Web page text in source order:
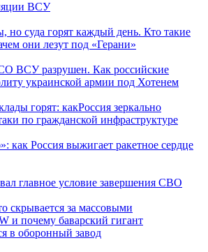
ВСУ
суда горят каждый день. Кто такие
они лезут под «Герани»
ВСУ разрушен. Как российские
украинской армии под Хотенем
горят: какРоссия зеркально
по гражданской инфраструктуре
как Россия выжигает ракетное сердце
главное условие завершения СВО
скрывается за массовыми
и почему баварский гигант
в оборонный завод